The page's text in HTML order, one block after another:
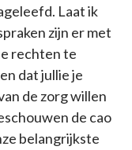
Laat ik
zijn er met
rechten te
dat jullie je
de zorg willen
de cao
belangrijkste